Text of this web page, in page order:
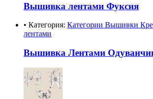
Вышивка лентами Фуксия
• Категория: Категории Вышивки
лентами
Вышивка Лентами